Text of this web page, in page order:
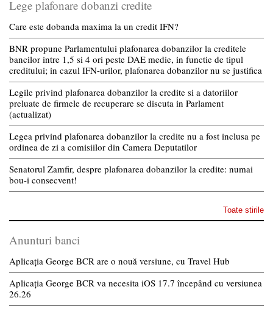
Lege plafonare dobanzi credite
Care este dobanda maxima la un credit IFN?
BNR propune Parlamentului plafonarea dobanzilor la creditele
bancilor intre 1,5 si 4 ori peste DAE medie, in functie de tipul
creditului; in cazul IFN-urilor, plafonarea dobanzilor nu se justifica
Legile privind plafonarea dobanzilor la credite si a datoriilor
preluate de firmele de recuperare se discuta in Parlament
(actualizat)
Legea privind plafonarea dobanzilor la credite nu a fost inclusa pe
ordinea de zi a comisiilor din Camera Deputatilor
Senatorul Zamfir, despre plafonarea dobanzilor la credite: numai
bou-i consecvent!
Toate stirile
Anunturi banci
Aplicația George BCR are o nouă versiune, cu Travel Hub
Aplicația George BCR va necesita iOS 17.7 începând cu versiunea
26.26